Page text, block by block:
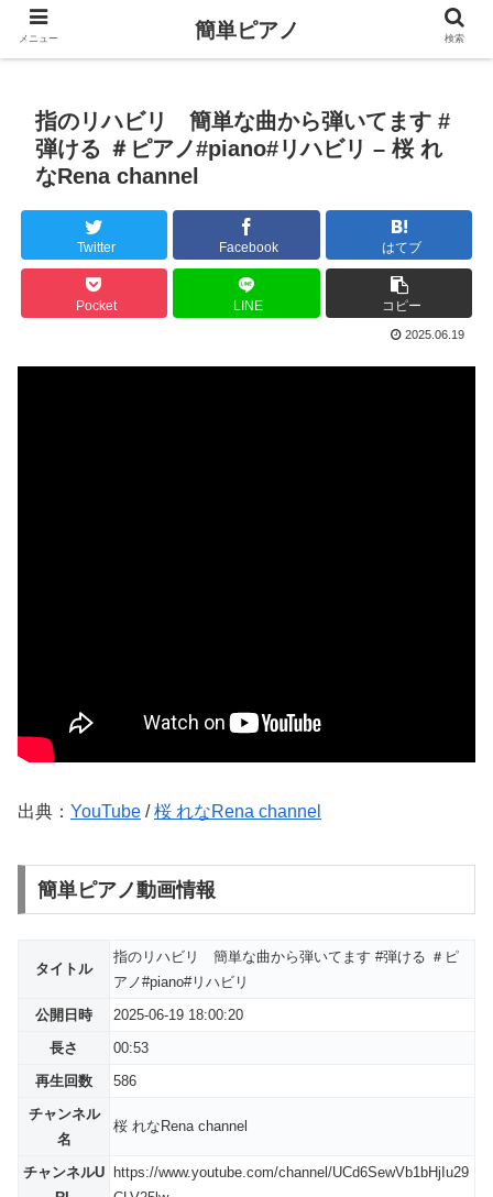
指のリハビリ 簡単な曲から弾いてます #
弾ける ＃ピアノ#piano#リハビリ – 桜 れ
なRena channel
Twitter Facebook はてブ
Pocket LINE コピー
2025.06.19
出典： YouTube /桜 れなRena channel
簡単ピアノ動画情報
タイトル
指のリハビリ 簡単な曲から弾いてます #弾ける ＃ピ
アノ#piano#リハビリ
公開日時
2025-06-19 18:00:20
長さ
00:53
再生回数
586
チャンネル
名
桜 れなRena channel
チャンネルU
https://www.youtube.com/channel/UCd6SewVb1bHjIu29
メニュー 簡単ピアノ 検索